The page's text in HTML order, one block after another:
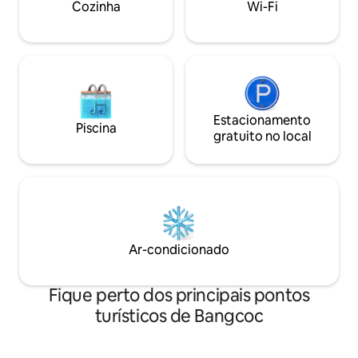
hóspedes no momento da reserva e
reserva para nos avisar. Vamos
check-in.) O preço da reserva inclui o
uso de toda a propriedade, bem como o
custo do centro de fitness, da piscina e
do espaço de coworking.
Cozinha Wi-Fi
Piscina
Estacionamento
gratuito no local
Ar-condicionado
Fique perto dos principais pontos
turísticos de Bangcoc